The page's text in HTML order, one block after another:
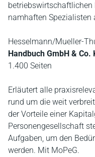
namhaften Spezialisten
Hesselmann/Mueller-
Handbuch GmbH & Co.
1.400 Seiten
Erläutert alle
rund um die weit
der Vorteile einer
Personengesellschaft
Aufgaben, um den
werden. Mit MoPeG.